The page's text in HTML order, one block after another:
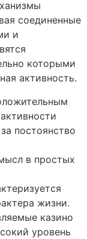
соединенные
и
которыми
активность.
постоянство
в простых
жизни.
казино
уровень